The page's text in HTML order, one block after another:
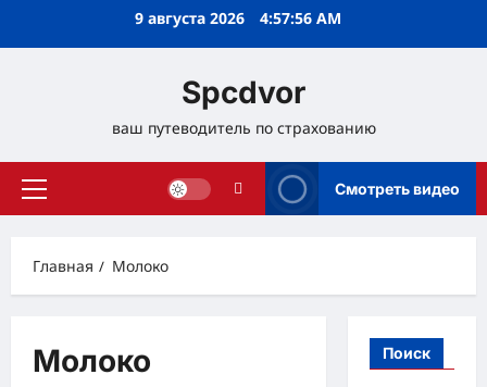
9 августа 2026 4:57:56 AM
Spcdvor
ваш путеводитель по страхованию
Основное
Смотреть видео
Главная Молоко
Молоко Поиск